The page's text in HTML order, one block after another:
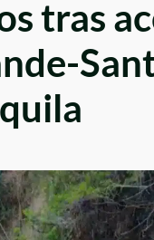
tras